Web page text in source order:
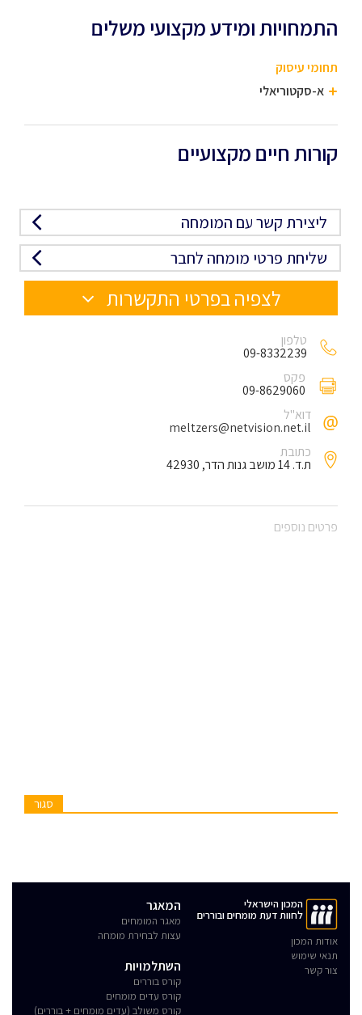
התמחויות ומידע מקצועי משלים
תחומי עיסוק
א-סקטוריאלי
קורות חיים מקצועיים
ליצירת קשר עם המומחה
שליחת פרטי מומחה לחבר
לצפיה בפרטי התקשרות
טלפון
09-8332239
פקס
09-8629060
דוא"ל
meltzers@netvision.net.il
כתובת
ת.ד. 14 מושב גנות הדר, 42930
פרטים נוספים
סגור
המכון הישראלי
לחוות דעת מומחים ובוררים
אודות המכון
תנאי שימוש
צור קשר
המאגר
מאגר המומחים
עצות לבחירת מומחה
השתלמויות
קורס בוררים
קורס עדים מומחים
קורס משולב (עדים מומחים + בוררים)